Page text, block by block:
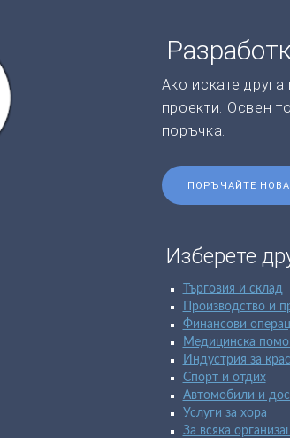
Ако искате
проекти. Освен
поръчка.
ПОРЪЧАЙТЕ
Изберете
Търговия и склад
Производство и
Финансови
Медицинска
Индустрия за
Спорт и отдих
Автомобили и
Услуги за хора
За всяка